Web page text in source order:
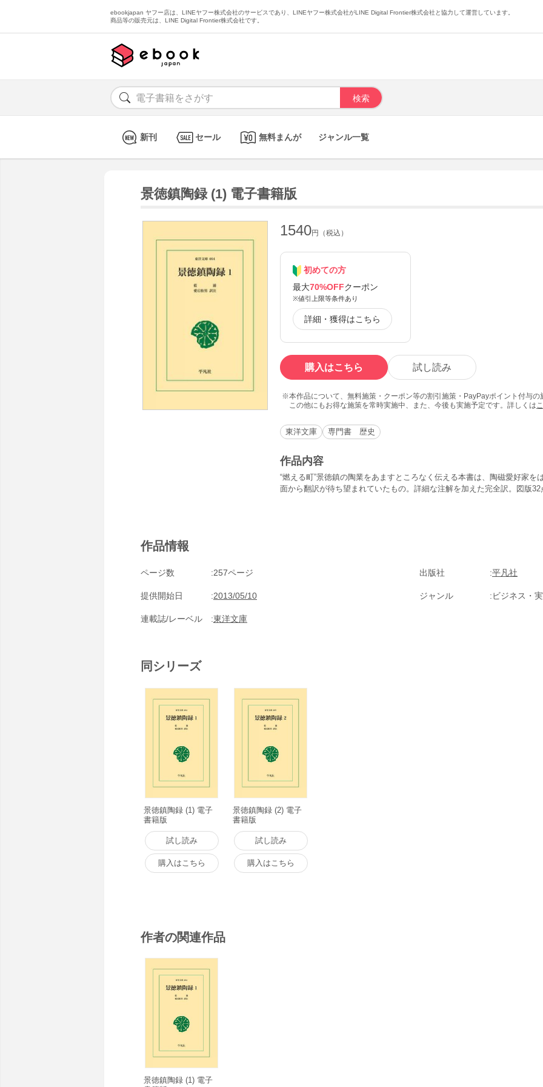
ebookjapan ヤフー店は、LINEヤフー株式会社のサービスであり、LINEヤフー株式会社がLINE Digital Frontier株式会社と協力して運営しています。
商品等の販売元は、LINE Digital Frontier株式会社です。
新刊 セール 無料まんが ジャンル一覧
景徳鎮陶録 (1) 電子書籍版
1540円（税込）
初めての方
最大70%OFFクーポン
※値引上限等条件あり
詳細・獲得はこちら
購入はこちら 試し読み
本作品について、無料施策・クーポン等の割引施策・PayPayポイント付与
この他にもお得な施策を常時実施中、また、今後も実施予定です。詳しくは
東洋文庫 専門書 歴史
作品内容
“燃える町”景徳鎮の陶業をあますところなく伝える本書は、陶磁愛好家を
面から翻訳が待ち望まれていたもの。詳細な注解を加えた完全訳。図版
作品情報
ページ数 257ページ 出版社 平凡社
提供開始日 2013/05/10 ジャンル ビジネス・
連載誌/レーベル 東洋文庫
同シリーズ
景徳鎮陶録 (1) 電子
書籍版
試し読み
購入はこちら
景徳鎮陶録 (2) 電子
書籍版
試し読み
購入はこちら
作者の関連作品
景徳鎮陶録 (1) 電子